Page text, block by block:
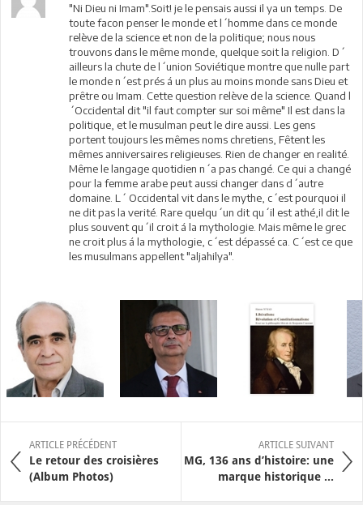
"Ni Dieu ni Imam".Soit! je le pensais aussi il ya un temps. De
toute facon penser le monde et l´homme dans ce monde
relève de la science et non de la politique; nous nous
trouvons dans le même monde, quelque soit la religion. D´
ailleurs la chute de l´union Soviétique montre que nulle part
le monde n´est prés á un plus au moins monde sans Dieu et
prêtre ou Imam. Cette question relève de la science. Quand l
´Occidental dit "il faut compter sur soi même" Il est dans la
politique, et le musulman peut le dire aussi. Les gens
portent toujours les mêmes noms chretiens, Fêtent les
mêmes anniversaires religieuses. Rien de changer en realité.
Même le langage quotidien n´a pas changé. Ce qui a changé
pour la femme arabe peut aussi changer dans d´autre
domaine. L´ Occidental vit dans le mythe, c´est pourquoi il
ne dit pas la verité. Rare quelqu´un dit qu´il est athé,il dit le
plus souvent qu´il croit á la mythologie. Mais même le grec
ne croit plus á la mythologie, c´est dépassé ca. C´est ce que
les musulmans appellent "aljahilya".
ARTICLE PRÉCÉDENT
Le retour des croisières
(Album Photos)
ARTICLE SUIVANT
MG, 136 ans d’histoire: une
marque historique ...